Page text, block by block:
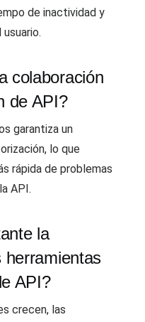
de inactividad y
colaboración
de API?
garantiza un
lo que
rápida de problemas
API.
la
herramientas
API?
crecen, las